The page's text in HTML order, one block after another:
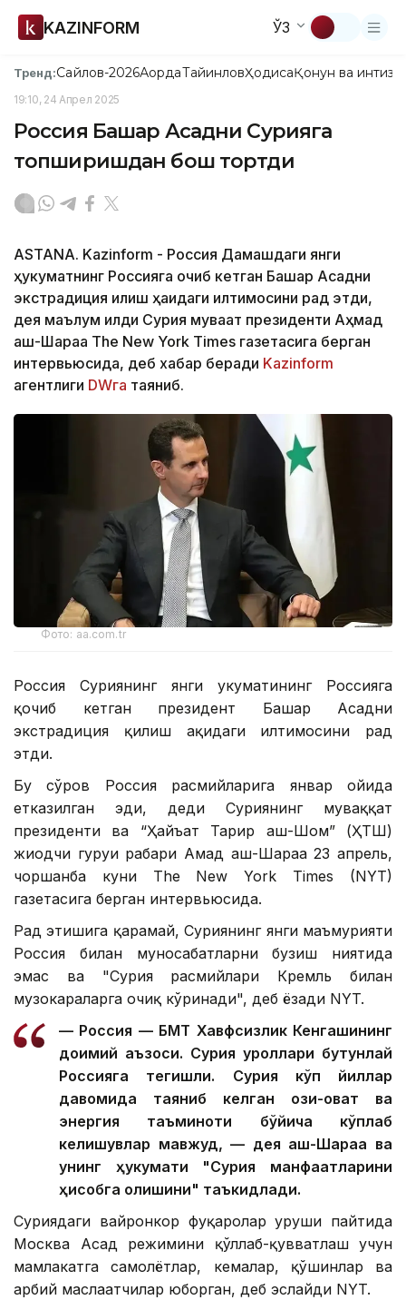
KAZINFORM ЎЗ
Тренд:Сайлов-2026АқордаТайинловҲодисаҚонун ва
19:10, 24 Апрел 2025
Россия Башар Асадни Сурияга
топширишдан бош тортди
ASTANA. Kazinform - Россия Дамашқдаги янги
ҳукуматнинг Россияга қочиб кетган Башар Асадни
экстрадиция қилиш ҳақидаги илтимосини рад этди,
дея маълум қилди Сурия муваққат президенти Аҳмад
аш-Шараа The New York Times газетасига берган
интервьюсида, деб хабар беради Kazinform
агентлиги DWга таяниб.
Фото: aa.com.tr
Россия Суриянинг янги ҳукуматининг Россияга
қочиб кетган президент Башар Асадни
экстрадиция қилиш ҳақидаги илтимосини рад
этди.
Бу сўров Россия расмийларига январ ойида
етказилган эди, деди Суриянинг муваққат
президенти ва “Ҳайъат Таҳрир аш-Шом” (ҲТШ)
жиҳодчи гуруҳи раҳбари Аҳмад аш-Шараа 23 апрель,
чоршанба куни The New York Times (NYT)
газетасига берган интервьюсида.
Рад этишига қарамай, Суриянинг янги маъмурияти
Россия билан муносабатларни бузиш ниятида
эмас ва "Сурия расмийлари Кремль билан
музокараларга очиқ кўринади", деб ёзади NYT.
— Россия — БМТ Хавфсизлик Кенгашининг
доимий аъзоси. Сурия қуроллари бутунлай
Россияга тегишли. Сурия кўп йиллар
давомида таяниб келган озиқ-овқат ва
энергия таъминоти бўйича кўплаб
келишувлар мавжуд, — дея аш-Шараа ва
унинг ҳукумати "Сурия манфаатларини
ҳисобга олишини" таъкидлади.
Суриядаги вайронкор фуқаролар уруши пайтида
Москва Асад режимини қўллаб-қувватлаш учун
мамлакатга самолётлар, кемалар, қўшинлар ва
ҳарбий маслаҳатчилар юборган, деб эслайди NYT.